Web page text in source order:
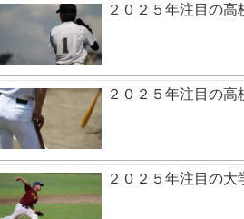
２０２５年注目の
２０２５年注目の
２０２５年注目の